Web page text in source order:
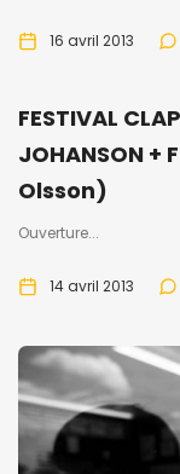
16 avril 2013
FESTIVAL
JOHANSON +
Olsson)
Ouverture...
14 avril 2013